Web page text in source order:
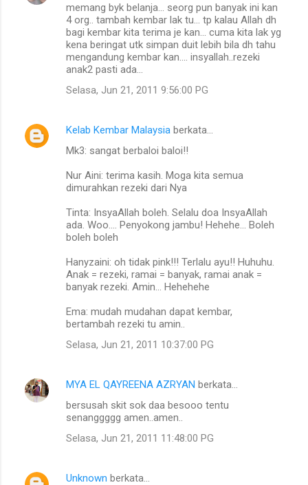
memang byk belanja... seorg pun banyak ini kan
4 org.. tambah kembar lak tu... tp kalau Allah dh
bagi kembar kita terima je kan... cuma kita lak yg
kena beringat utk simpan duit lebih bila dh tahu
mengandung kembar kan.... insyallah..rezeki
anak2 pasti ada...
Selasa, Jun 21, 2011 9:56:00 PG
Kelab Kembar Malaysia berkata…
Mk3: sangat berbaloi baloi!!
Nur Aini: terima kasih. Moga kita semua
dimurahkan rezeki dari Nya
Tinta: InsyaAllah boleh. Selalu doa InsyaAllah
ada. Woo.... Penyokong jambu! Hehehe... Boleh
boleh boleh
Hanyzaini: oh tidak pink!!! Terlalu ayu!! Huhuhu.
Anak = rezeki, ramai = banyak, ramai anak =
banyak rezeki. Amin... Hehehehe
Ema: mudah mudahan dapat kembar,
bertambah rezeki tu amin..
Selasa, Jun 21, 2011 10:37:00 PG
MYA EL QAYREENA AZRYAN berkata…
bersusah skit sok daa besooo tentu
senanggggg amen..amen..
Selasa, Jun 21, 2011 11:48:00 PG
Unknown berkata…